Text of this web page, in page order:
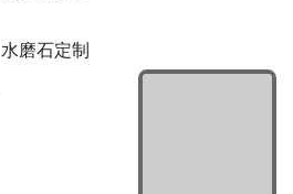
水磨石定制